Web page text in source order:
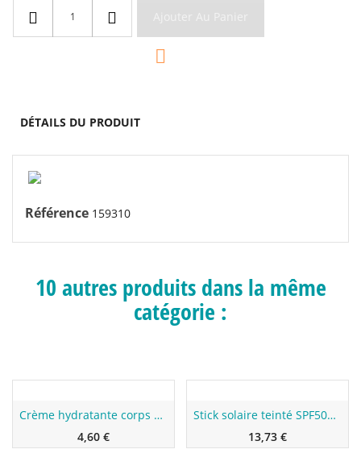

DÉTAILS DU PRODUIT
Référence 159310
10 autres produits dans la même
catégorie :
Crème hydratante corps Reawaken 200ml
4,60 €
Stick solaire teinté SPF50+ - Laboratoires de Biarritz
13,73 €